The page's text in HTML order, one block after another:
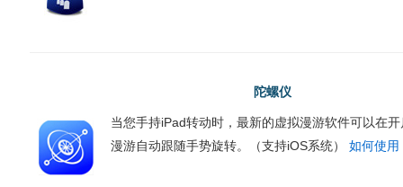
陀螺仪
当您手持iPad转动时，最新的虚拟漫游软件可以在
漫游自动跟随手势旋转。（支持iOS系统） 如何使用